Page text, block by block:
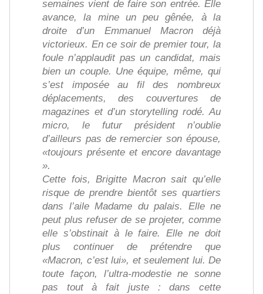
semaines vient de faire son entrée. Elle
avance, la mine un peu gênée, à la
droite d’un Emmanuel Macron déjà
victorieux. En ce soir de premier tour, la
foule n’applaudit pas un candidat, mais
bien un couple. Une équipe, même, qui
s’est imposée au fil des nombreux
déplacements, des couvertures de
magazines et d’un storytelling rodé. Au
micro, le futur président n’oublie
d’ailleurs pas de remercier son épouse,
«toujours présente et encore davantage
».
Cette fois, Brigitte Macron sait qu’elle
risque de prendre bientôt ses quartiers
dans l’aile Madame du palais. Elle ne
peut plus refuser de se projeter, comme
elle s’obstinait à le faire. Elle ne doit
plus continuer de prétendre que
«Macron, c’est lui», et seulement lui. De
toute façon, l’ultra-modestie ne sonne
pas tout à fait juste : dans cette